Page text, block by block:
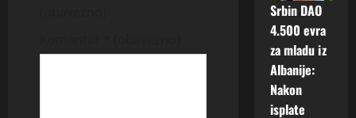
Srbin DAO
4.500 evra
za mladu iz
Albanije:
Nakon
isplate